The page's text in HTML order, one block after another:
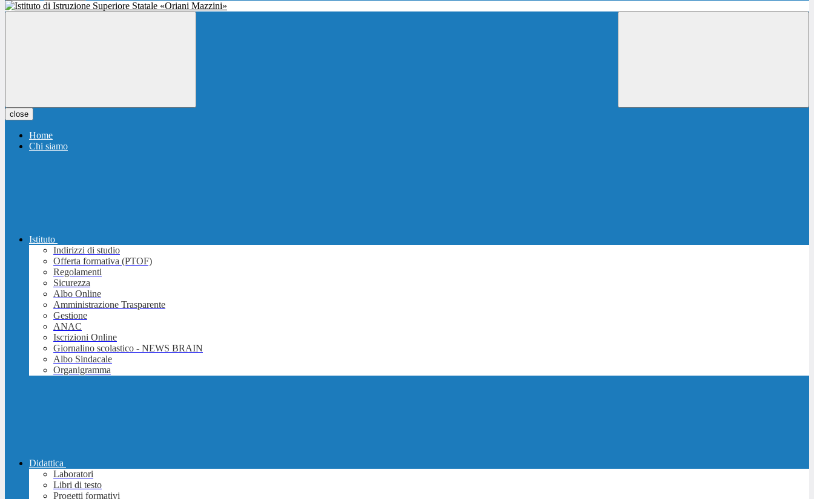
close
Home
Chi siamo
Istituto
Indirizzi di studio
Offerta formativa (PTOF)
Regolamenti
Sicurezza
Albo Online
Amministrazione Trasparente
Gestione
ANAC
Iscrizioni Online
Giornalino scolastico - NEWS BRAIN
Albo Sindacale
Organigramma
Didattica
Laboratori
Libri di testo
Progetti formativi